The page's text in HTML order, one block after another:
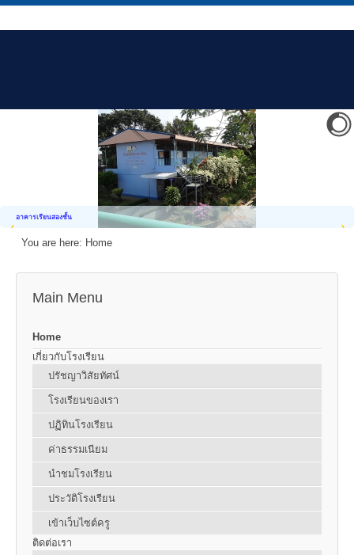
อาคารเรียนสองชั้น
You are here: Home
Main Menu
Home
เกี่ยวกับโรงเรียน
ปรัชญาวิสัยทัศน์
โรงเรียนของเรา
ปฏิทินโรงเรียน
ค่าธรรมเนียม
นำชมโรงเรียน
ประวัติโรงเรียน
เข้าเว็บไซต์ครู
ติดต่อเรา